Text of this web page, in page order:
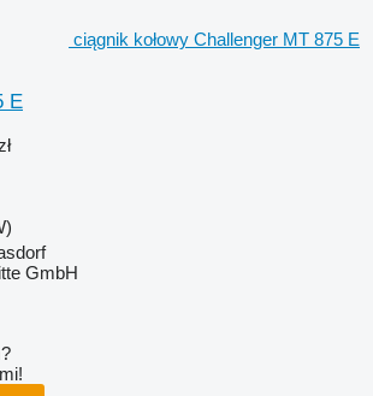
ciągnik kołowy Challenger MT 875 E
E
GmbH